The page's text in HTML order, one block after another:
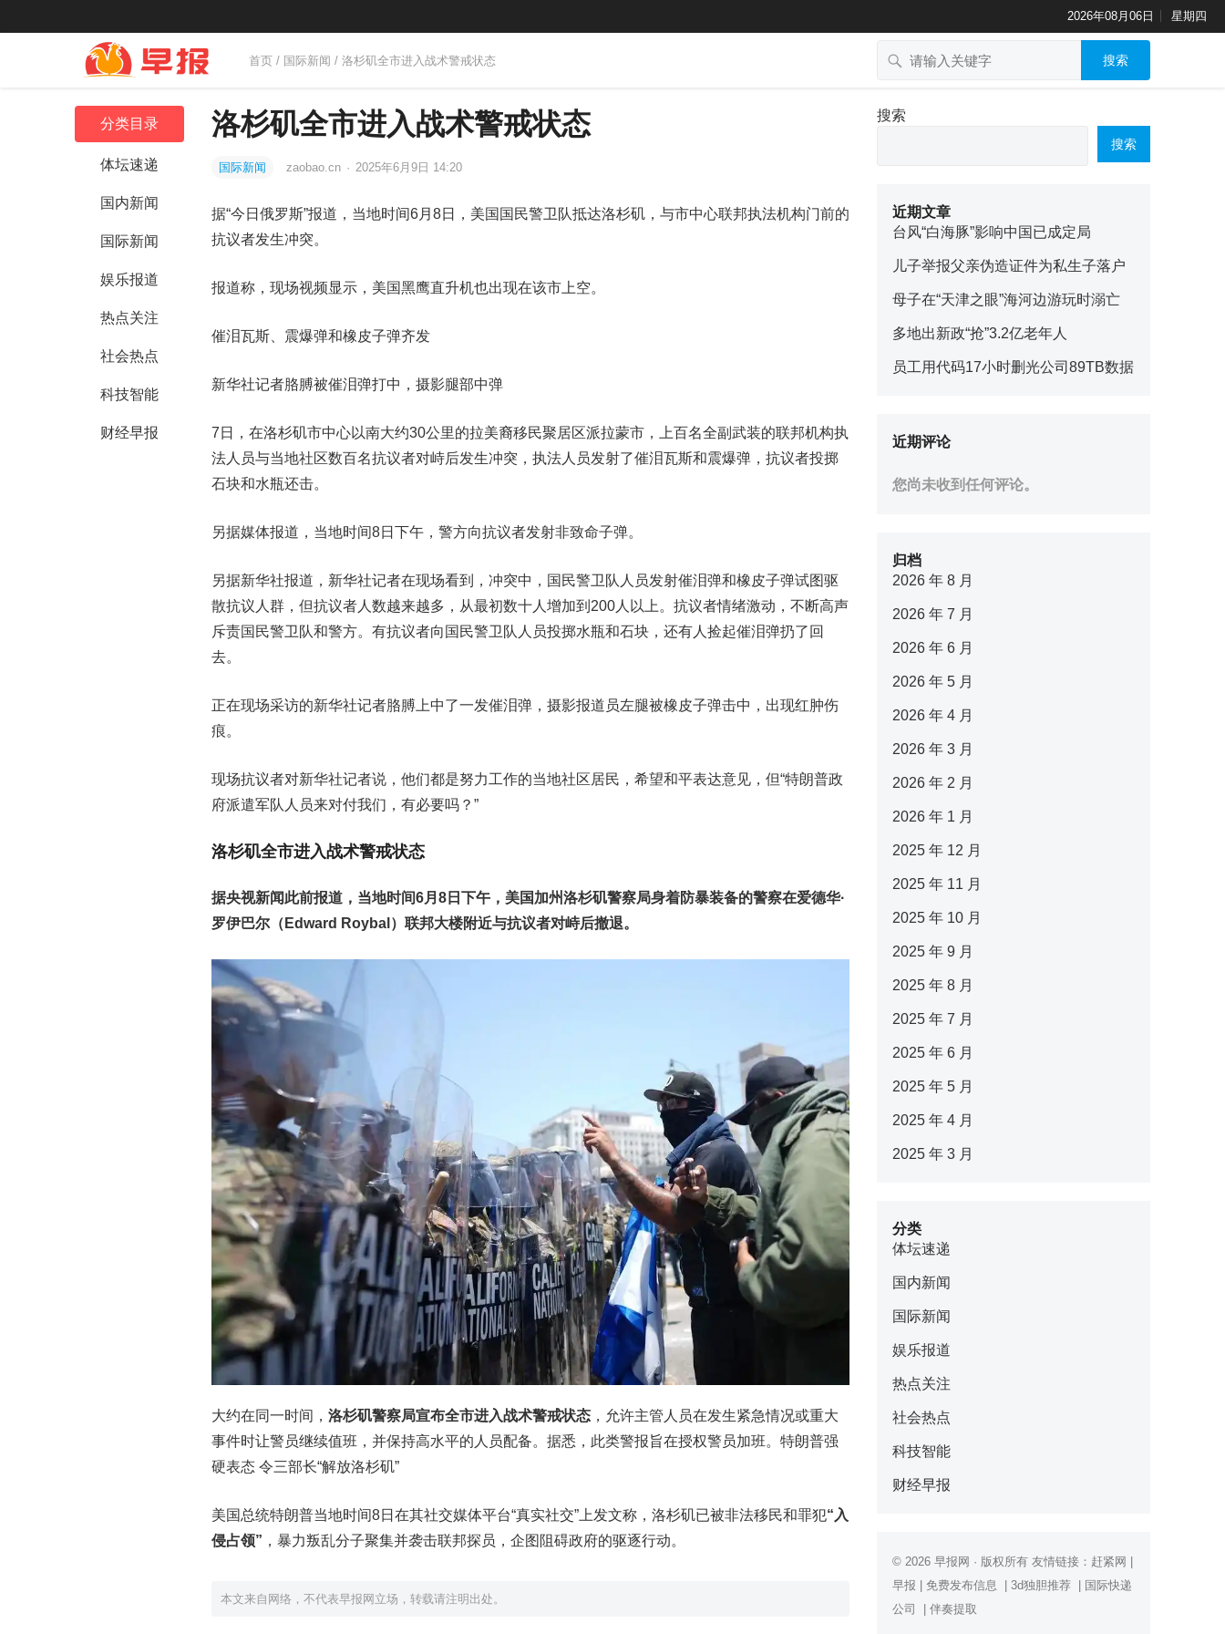
2026年08月06日 星期四
首页 / 国际新闻 / 洛杉矶全市进入战术警戒状态 搜索
分类目录
体坛速递
国内新闻
国际新闻
娱乐报道
热点关注
社会热点
科技智能
财经早报
洛杉矶全市进入战术警戒状态
国际新闻 zaobao.cn · 2025年6月9日 14:20
据“今日俄罗斯”报道，当地时间6月8日，美国国民警卫队抵达洛杉矶，与市中心联邦执法机构门前的
抗议者发生冲突。
报道称，现场视频显示，美国黑鹰直升机也出现在该市上空。
催泪瓦斯、震爆弹和橡皮子弹齐发
新华社记者胳膊被催泪弹打中，摄影腿部中弹
7日，在洛杉矶市中心以南大约30公里的拉美裔移民聚居区派拉蒙市，上百名全副武装的联邦机构执
法人员与当地社区数百名抗议者对峙后发生冲突，执法人员发射了催泪瓦斯和震爆弹，抗议者投掷
石块和水瓶还击。
另据媒体报道，当地时间8日下午，警方向抗议者发射非致命子弹。
另据新华社报道，新华社记者在现场看到，冲突中，国民警卫队人员发射催泪弹和橡皮子弹试图驱
散抗议人群，但抗议者人数越来越多，从最初数十人增加到200人以上。抗议者情绪激动，不断高声
斥责国民警卫队和警方。有抗议者向国民警卫队人员投掷水瓶和石块，还有人捡起催泪弹扔了回
去。
正在现场采访的新华社记者胳膊上中了一发催泪弹，摄影报道员左腿被橡皮子弹击中，出现红肿伤
痕。
现场抗议者对新华社记者说，他们都是努力工作的当地社区居民，希望和平表达意见，但“特朗普政
府派遣军队人员来对付我们，有必要吗？”
洛杉矶全市进入战术警戒状态
据央视新闻此前报道，当地时间6月8日下午，美国加州洛杉矶警察局身着防暴装备的警察在爱德华·
罗伊巴尔（Edward Roybal）联邦大楼附近与抗议者对峙后撤退。
大约在同一时间， 洛杉矶警察局宣布全市进入战术警戒状态 ，允许主管人员在发生紧急情况或重大
事件时让警员继续值班，并保持高水平的人员配备。据悉，此类警报旨在授权警员加班。特朗普强
硬表态 令三部长“解放洛杉矶”
美国总统特朗普当地时间8日在其社交媒体平台“真实社交”上发文称，洛杉矶已被非法移民和罪犯“入
侵占领” ，暴力叛乱分子聚集并袭击联邦探员，企图阻碍政府的驱逐行动。
本文来自网络，不代表早报网立场，转载请注明出处。
搜索
搜索
近期文章
台风“白海豚”影响中国已成定局
儿子举报父亲伪造证件为私生子落户
母子在“天津之眼”海河边游玩时溺亡
多地出新政“抢”3.2亿老年人
员工用代码17小时删光公司89TB数据
近期评论
您尚未收到任何评论。
归档
2026 年 8 月
2026 年 7 月
2026 年 6 月
2026 年 5 月
2026 年 4 月
2026 年 3 月
2026 年 2 月
2026 年 1 月
2025 年 12 月
2025 年 11 月
2025 年 10 月
2025 年 9 月
2025 年 8 月
2025 年 7 月
2025 年 6 月
2025 年 5 月
2025 年 4 月
2025 年 3 月
分类
体坛速递
国内新闻
国际新闻
娱乐报道
热点关注
社会热点
科技智能
财经早报
© 2026 早报网 · 版权所有 友情链接： 赶紧网
早报
免费发布信息 3d独胆推荐
国际快递
公司
伴奏提取